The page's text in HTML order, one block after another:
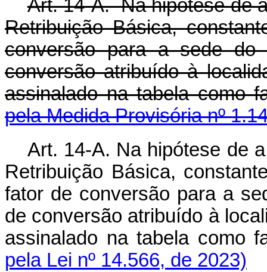
Art. 14-A. Na hipótese de
Retribuição Básica,
conversão para a sede
conversão atribuído à
assinalado na tabela
pela Medida Provisória nº
Art. 14-A. Na hipótese de
Retribuição Básica,
fator de conversão para a
de conversão atribuído à
assinalado na tabela
pela Lei nº 14.566, de 2023)